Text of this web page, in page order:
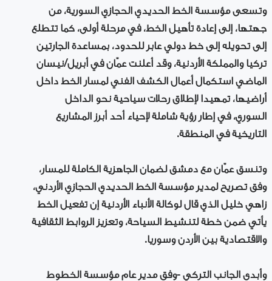
وتسعى مؤسسة الخط الحديدي الحجازي السورية، من
جهتها، إلى إعادة تأهيل الخط، في مرحلة أولى، كما تتطلع
إلى تحويله إلى خط دولي عابر للحدود، بمساعدة الجارتين
تركيا والمملكة الأردنية، وقد أعلنت عمّان في أبريل/نيسان
الماضي استكمال أعمال الكشف الفني لمسار الخط داخل
أراضيها، تمهيدا لإطلاق رحلات سياحية نحو الداخل
السوري، في إطار رؤية شاملة لإحياء أحد أبرز المشاريع
التاريخية في المنطقة.
وتنسق عمّان مع دمشق لضمان الجاهزية الكاملة للمسار،
وفق تصريح لمدير مؤسسة الخط الحديدي الحجازي الأردني،
زاهي خليل الذي قال لوكالة الأنباء الأردنية إن تفعيل الخط
يأتي ضمن خطة لتنشيط السياحة، وتعزيز الروابط الثقافية
والاقتصادية بين الأردن وسوريا.
وأبدى الجانب التركي -وفق مدير عام مؤسسة الخطوط